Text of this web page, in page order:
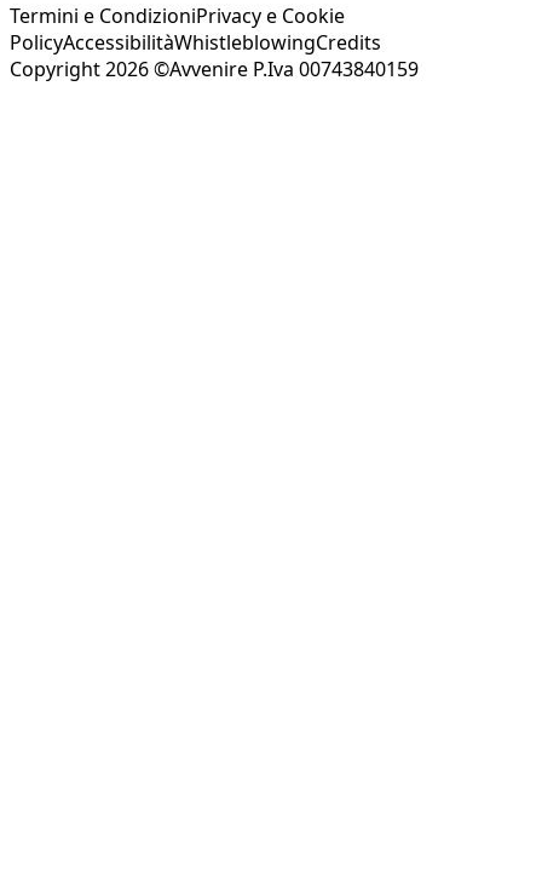
Termini e CondizioniPrivacy e Cookie
PolicyAccessibilitàWhistleblowingCredits
Copyright 2026 ©Avvenire P.Iva 00743840159